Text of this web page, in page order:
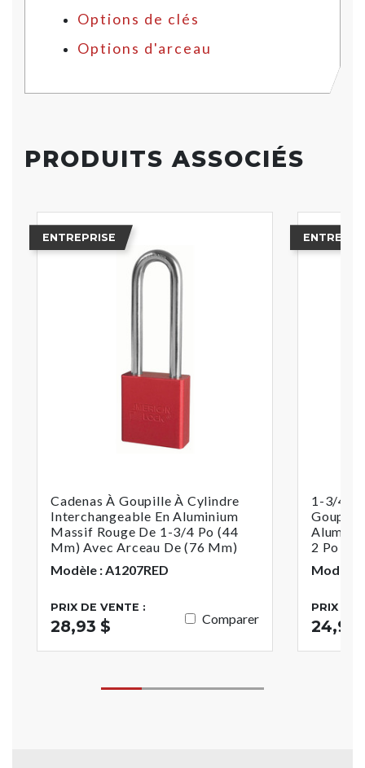
Options de clés
Options d'arceau
PRODUITS ASSOCIÉS
ENTREPRISE
Cadenas À Goupille À Cylindre
Interchangeable En Aluminium
Massif Rouge De 1-3/4 Po (44
Mm) Avec Arceau De (76 Mm)
Modèle : A1207RED
PRIX DE VENTE :
28,93 $ Comparer
1-3/4
2 Po
Modèle
PRIX DE
24,99